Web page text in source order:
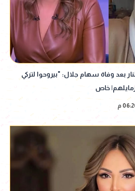
بعد وفاة سهام جلال: "بيروحوا لتركي
خاص